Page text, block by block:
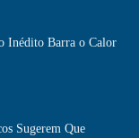
Inédito Barra o Calor
Sugerem Que